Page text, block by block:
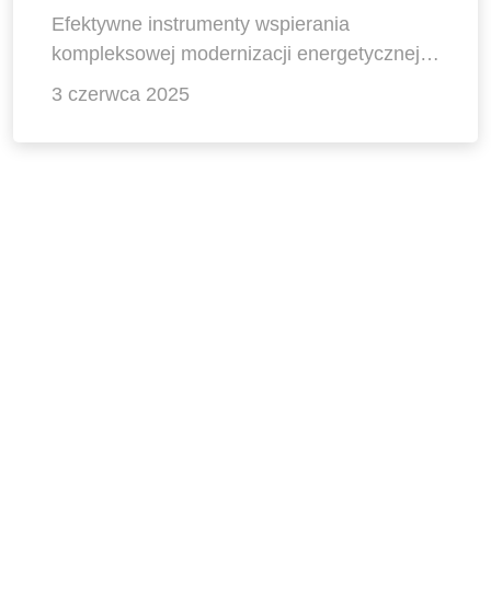
Efektywne instrumenty wspierania
kompleksowej modernizacji energetycznej
budynków w Polsce
3 czerwca 2025